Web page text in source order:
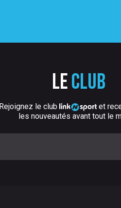
Le club
Rejoignez le club
et
les nouveautés avant tout le